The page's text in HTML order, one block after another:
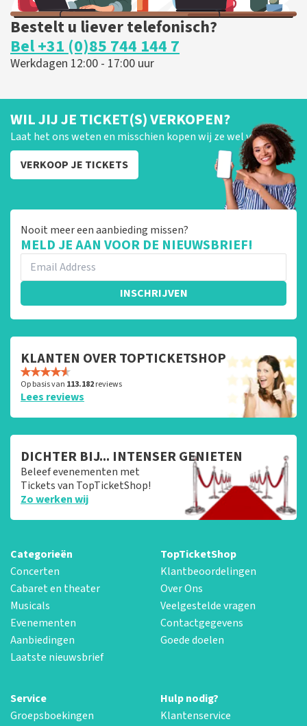
Bestelt u liever telefonisch?
Bel +31 (0)85 744 144 7
Werkdagen 12:00 - 17:00 uur
WIL JIJ JE TICKET(S) VERKOPEN?
Laat het ons weten en misschien kopen wij ze wel van je!
VERKOOP JE TICKETS
Nooit meer een aanbieding missen?
MELD JE AAN VOOR DE NIEUWSBRIEF!
INSCHRIJVEN
KLANTEN OVER TOPTICKETSHOP
Op basis van 113.182reviews
Lees reviews
DICHTER BIJ... INTENSER GENIETEN
Beleef evenementen met
Tickets van TopTicketShop!
Zo werken wij
Categorieën
Concerten
Cabaret en theater
Musicals
Evenementen
Aanbiedingen
Laatste nieuwsbrief
TopTicketShop
Klantbeoordelingen
Over Ons
Veelgestelde vragen
Contactgegevens
Goede doelen
Service
Groepsboekingen
Hulp nodig?
Klantenservice